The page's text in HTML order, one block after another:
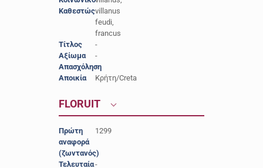
Καθεστώςvillanus
feudi,
francus
Τίτλος
-
Αξίωμα
-
Απασχόληση
-
Αποικία
Κρήτη/Creta
FLORUIT
Πρώτη
αναφορά
(ζωντανός)
1299
Τελευταία-